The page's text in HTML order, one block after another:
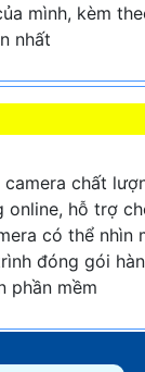
mình, kèm
nhất
chất
online, hỗ trợ
có thể nhìn
đóng gói
phần mềm